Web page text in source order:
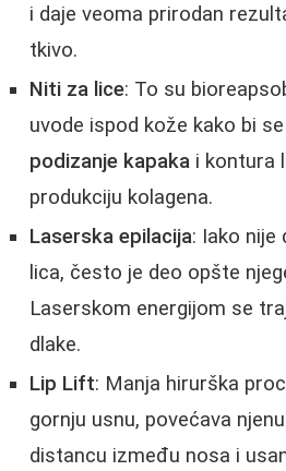
i daje veoma prirodan
tkivo.
Niti za lice: To su
uvode ispod kože kako bi
podizanje kapaka i kontura
produkciju kolagena.
Laserska epilacija: Iako
lica, često je deo opšte
Laserskom energijom se
dlake.
Lip Lift: Manja hirurška
gornju usnu, povećava
distancu između nosa i